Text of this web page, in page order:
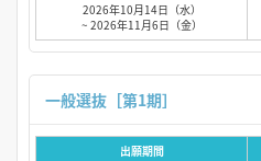
2026年10月14日（水）
~ 2026年11月6日（金）
出願期間